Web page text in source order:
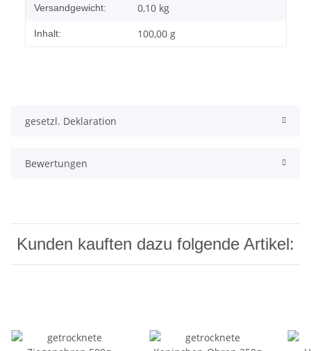
Versandgewicht: 0,10 kg
Inhalt: 100,00 g
gesetzl. Deklaration
Bewertungen
Kunden kauften dazu folgende Artikel: